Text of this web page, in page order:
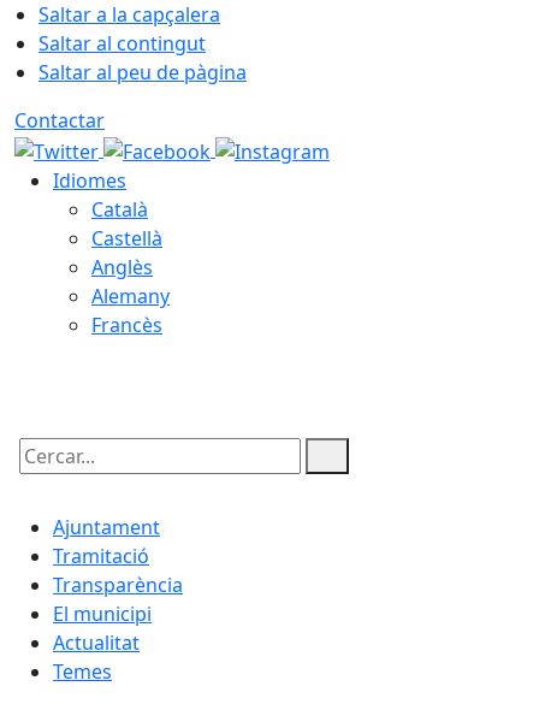
Saltar a la capçalera
Saltar al contingut
Saltar al peu de pàgina
Contactar
Idiomes
Català
Castellà
Anglès
Alemany
Francès
Cercar:
Ajuntament
Tramitació
Transparència
El municipi
Actualitat
Temes